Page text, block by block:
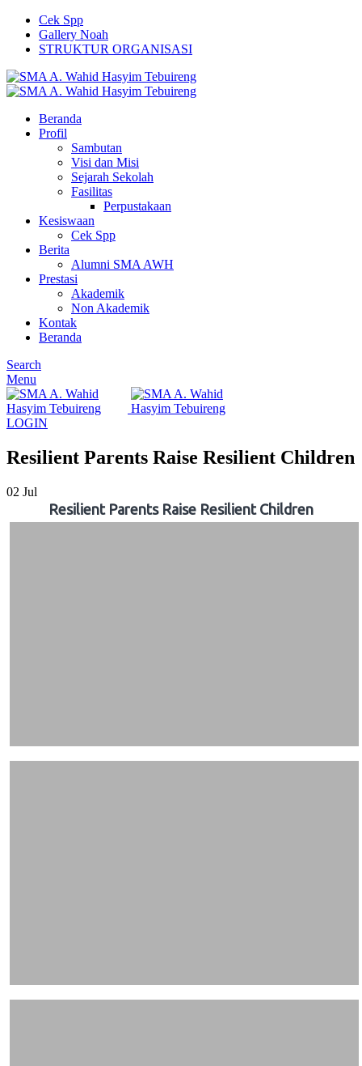
Cek Spp
Gallery Noah
STRUKTUR ORGANISASI
Beranda
Profil
Sambutan
Visi dan Misi
Sejarah Sekolah
Fasilitas
Perpustakaan
Kesiswaan
Cek Spp
Berita
Alumni SMA AWH
Prestasi
Akademik
Non Akademik
Kontak
Beranda
Search
Menu
LOGIN
Resilient Parents Raise Resilient Children
02 Jul
Resilient Parents Raise Resilient Children